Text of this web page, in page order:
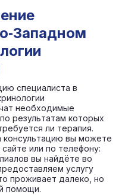
специалиста в
необходимые
результатам которых
ли терапия.
консультацию вы можете
или по телефону:
вы найдёте во
услугу
проживает далеко, но
помощи.